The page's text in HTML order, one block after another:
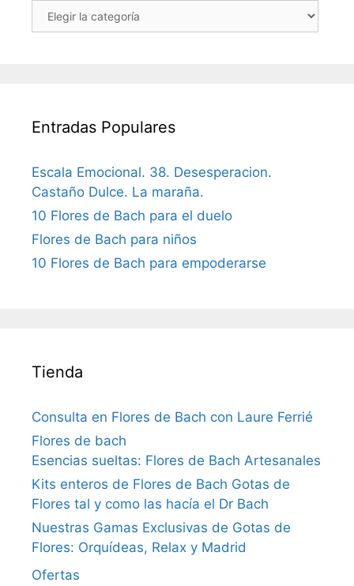
Entradas:
Entradas Populares
Escala Emocional. 38. Desesperacion.
Castaño Dulce. La maraña.
10 Flores de Bach para el duelo
Flores de Bach para niños
10 Flores de Bach para empoderarse
Tienda
Consulta en Flores de Bach con Laure Ferrié
Flores de bach
Esencias sueltas: Flores de Bach Artesanales
Kits enteros de Flores de Bach Gotas de
Flores tal y como las hacía el Dr Bach
Nuestras Gamas Exclusivas de Gotas de
Flores: Orquídeas, Relax y Madrid
Ofertas